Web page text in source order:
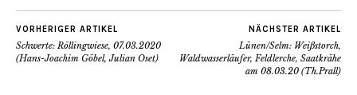
VORHERIGER ARTIKEL
Schwerte: Röllingwiese, 07.03.2020
(Hans-Joachim Göbel, Julian Oset)
NÄCHSTER ARTIKEL
Lünen/Selm: Weißstorch,
Waldwasserläufer, Feldlerche, Saatkrähe
am 08.03.20 (Th.Prall)